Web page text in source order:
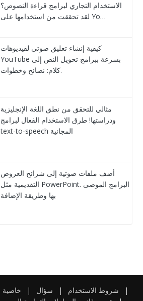
الاستخدام التجاري لبرامج قراءة النصوص؟
لقد تحققت من استخدامها على Yo…
كيفية إنشاء تعليق صوتي لفيديوهات
YouTube بسرعة ببرامج تحويل النص إلى
كلام: نصائح وخطوات.
مثالي للتحقق من نطق اللغة الإنجليزية
ودراستها! طرق الاستخدام الفعال لبرامج
text-to-speech المجانية
أضف ملفات صوتية إلى شرائح العروض
التقديمية مثل PowerPoint. البرامج الموصى
بها وطريقة الإضافة
خاصية | سؤال | شروط الاستخدام
|